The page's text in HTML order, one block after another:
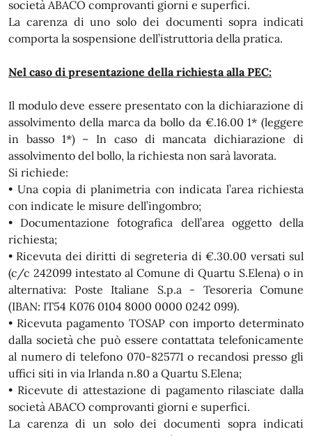
società ABACO comprovanti giorni e superfici.
La carenza di uno solo dei documenti sopra indicati
comporta la sospensione dell’istruttoria della pratica.
Nel caso di presentazione della richiesta alla PEC:
Il modulo deve essere presentato con la dichiarazione di
assolvimento della marca da bollo da €.16.00 1* (leggere
in basso 1*) – In caso di mancata dichiarazione di
assolvimento del bollo, la richiesta non sarà lavorata.
Si richiede:
• Una copia di planimetria con indicata l’area richiesta
con indicate le misure dell’ingombro;
• Documentazione fotografica dell’area oggetto della
richiesta;
• Ricevuta dei diritti di segreteria di €.30.00 versati sul
(c/c 242099 intestato al Comune di Quartu S.Elena) o in
alternativa: Poste Italiane S.p.a - Tesoreria Comune
(IBAN: IT54 K076 0104 8000 0000 0242 099).
• Ricevuta pagamento TOSAP con importo determinato
dalla società che può essere contattata telefonicamente
al numero di telefono 070-825771 o recandosi presso gli
uffici siti in via Irlanda n.80 a Quartu S.Elena;
• Ricevute di attestazione di pagamento rilasciate dalla
società ABACO comprovanti giorni e superfici.
La carenza di un solo dei documenti sopra indicati